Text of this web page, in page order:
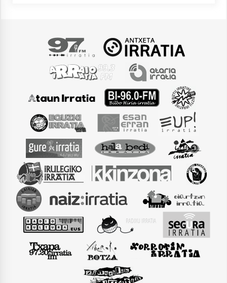
Arrosaren laburpen bideoa Hamaika
2021/06/30